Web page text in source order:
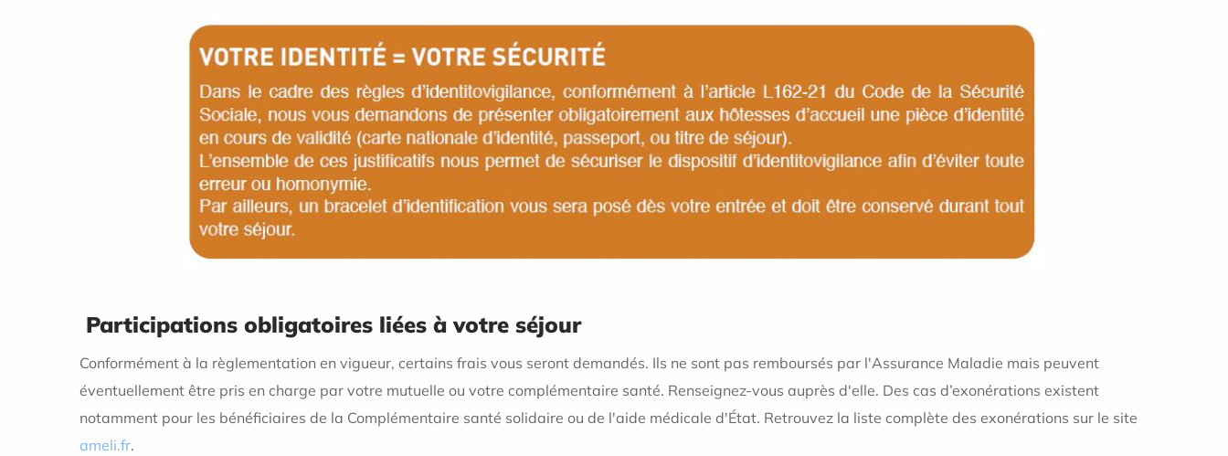
Participations obligatoires liées à votre séjour
Conformément à la règlementation en vigueur, certains frais vous seront demandés. Ils ne sont pas remboursés par l'Assurance Maladie mais peuvent
éventuellement être pris en charge par votre mutuelle ou votre complémentaire santé. Renseignez-vous auprès d'elle. Des cas d’exonérations existent
notamment pour les bénéficiaires de la Complémentaire santé solidaire ou de l'aide médicale d'État. Retrouvez la liste complète des exonérations sur le site
ameli.fr.